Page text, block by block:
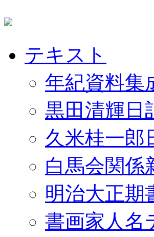
テキスト
年紀資料集
黒田清輝日
久米桂一郎
白馬会関係
明治大正期
書画家人名